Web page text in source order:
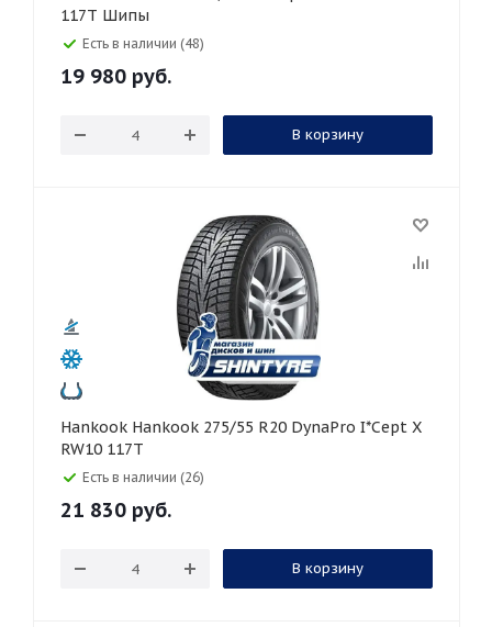
117T Шипы
Есть в наличии (48)
19 980 руб.
В корзину
Hankook Hankook 275/55 R20 DynaPro I*Cept X
RW10 117T
Есть в наличии (26)
21 830 руб.
В корзину